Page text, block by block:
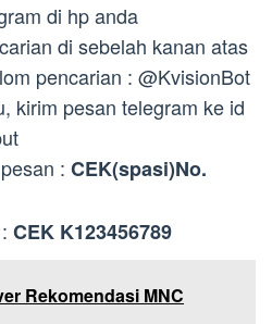
di hp anda
di sebelah kanan atas
pencarian : @KvisionBot
kirim pesan telegram ke id
: CEK(spasi)No.
CEK K123456789
Rekomendasi MNC